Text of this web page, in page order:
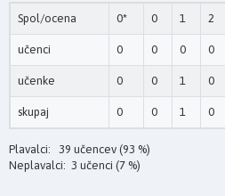
Spol/ocena 0* 0 1 2
učenci 0 0 0 0
učenke 0 0 1 0
skupaj 0 0 1 0
Plavalci: 39 učencev (93 %)
Neplavalci: 3 učenci (7 %)